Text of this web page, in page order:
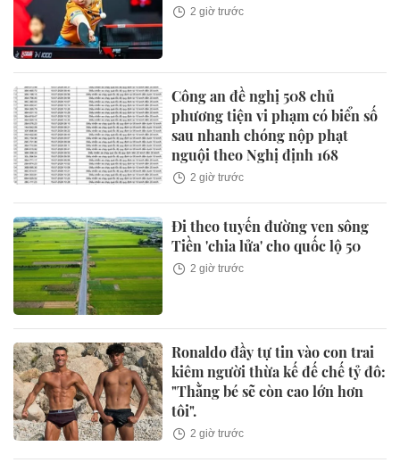
2 giờ trước
Công an đề nghị 508 chủ
phương tiện vi phạm có biển số
sau nhanh chóng nộp phạt
nguội theo Nghị định 168
2 giờ trước
Đi theo tuyến đường ven sông
Tiền 'chia lửa' cho quốc lộ 50
2 giờ trước
Ronaldo đầy tự tin vào con trai
kiêm người thừa kế đế chế tỷ đô:
"Thằng bé sẽ còn cao lớn hơn
tôi".
2 giờ trước